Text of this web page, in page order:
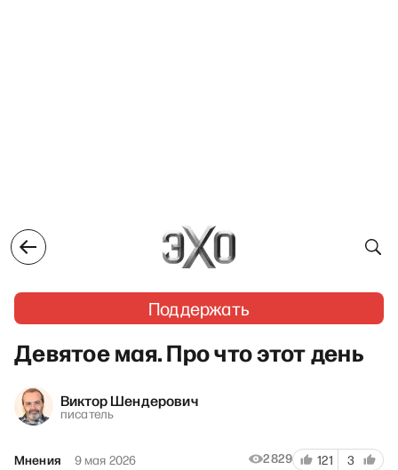
Поддержать
Девятое мая. Про что этот день
Виктор Шендерович
писатель
Мнения 9 мая 2026 2829 121 3